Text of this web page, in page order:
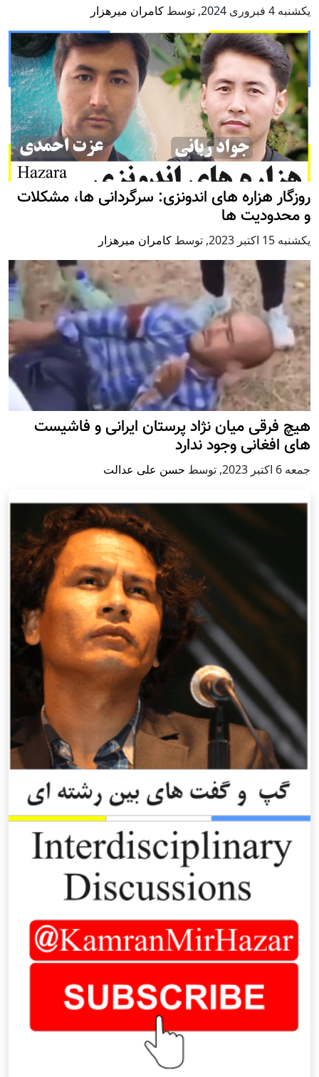
يكشنبه 4 فبروری 2024 , توسط کامران میرهزار
روزگار هزاره های اندونزی: سرگردانی ها، مشکلات
و محدودیت ها
يكشنبه 15 اكتبر 2023 , توسط کامران میرهزار
هیچ فرقی میان نژاد پرستان ایرانی و فاشیست
های افغانی وجود ندارد
جمعه 6 اكتبر 2023 , توسط حسن علی عدالت